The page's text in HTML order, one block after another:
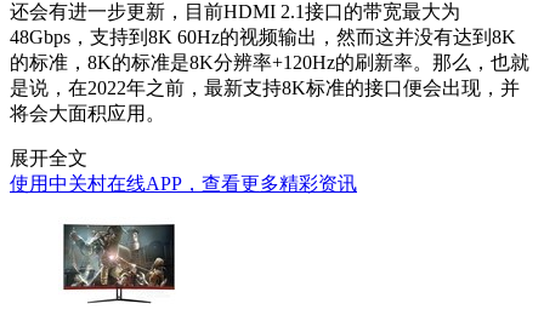
还会有进一步更新，目前HDMI 2.1接口的带宽最大为
48Gbps，支持到8K 60Hz的视频输出，然而这并没有达到8K
的标准，8K的标准是8K分辨率+120Hz的刷新率。那么，也就
是说，在2022年之前，最新支持8K标准的接口便会出现，并
将会大面积应用。
展开全文
使用中关村在线APP，查看更多精彩资讯